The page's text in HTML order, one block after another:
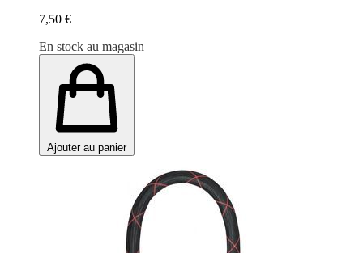
7,50 €
En stock au magasin
Ajouter au panier